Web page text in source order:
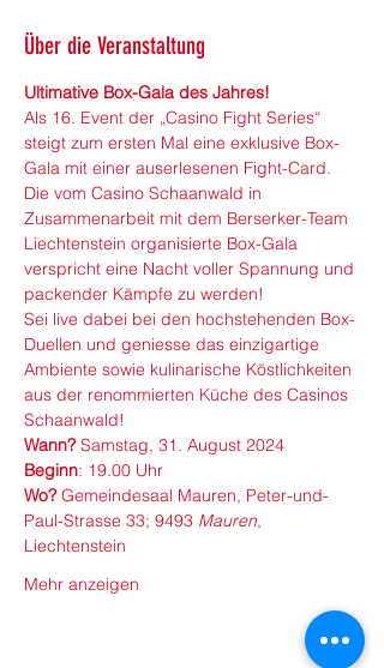
Über die Veranstaltung
Ultimative Box-Gala des Jahres!
Als 16. Event der „Casino Fight Series“
steigt zum ersten Mal eine exklusive Box-
Gala mit einer auserlesenen Fight-Card.
Die vom Casino Schaanwald in
Zusammenarbeit mit dem Berserker-Team
Liechtenstein organisierte Box-Gala
verspricht eine Nacht voller Spannung und
packender Kämpfe zu werden!
Sei live dabei bei den hochstehenden Box-
Duellen und geniesse das einzigartige
Ambiente sowie kulinarische Köstlichkeiten
aus der renommierten Küche des Casinos
Schaanwald!
Wann? Samstag, 31. August 2024
Beginn: 19.00 Uhr
Wo? Gemeindesaal Mauren, Peter-und-
Paul-Strasse 33; 9493 Mauren,
Liechtenstein
Mehr anzeigen